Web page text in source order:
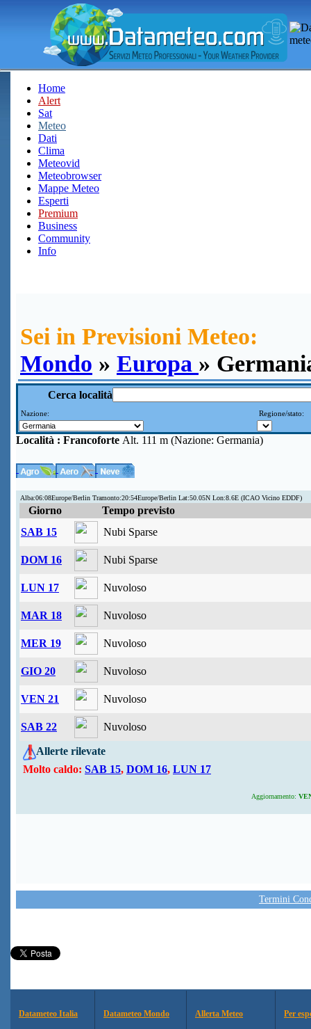
Home
Alert
Sat
Meteo
Dati
Clima
Meteovid
Meteobrowser
Mappe Meteo
Esperti
Premium
Business
Community
Info
Sei in Previsioni Meteo:
Mondo » Europa »
Cerca località
Nazione: Regione/stato:
Località : Francoforte Alt. 111 m (Nazione: Germania)
Alba:06:08Europe/Berlin Tramonto:20:54Europe/Berlin Lat:50.05N Lon:8.6E (ICAO Vicino EDDF)
Giorno
Tempo previsto
SAB 15
Nubi Sparse
DOM 16 Nubi Sparse
LUN 17 Nuvoloso
MAR 18 Nuvoloso
MER 19 Nuvoloso
GIO 20 Nuvoloso
VEN 21 Nuvoloso
SAB 22 Nuvoloso
Allerte rilevate
Molto caldo: SAB 15, DOM 16, LUN 17
Aggiornamento:
Termini
Datameteo Italia Datameteo Mondo Allerta Meteo Per